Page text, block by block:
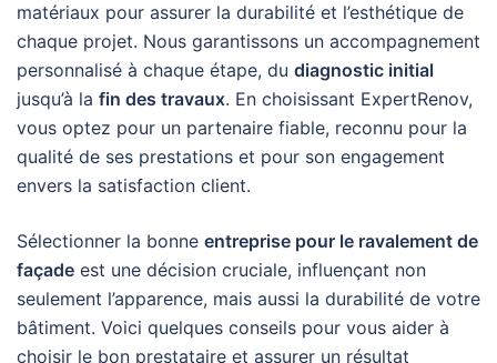
matériaux pour assurer la durabilité et l’esthétique de
chaque projet. Nous garantissons un accompagnement
personnalisé à chaque étape, du diagnostic initial
jusqu’à la fin des travaux. En choisissant ExpertRenov,
vous optez pour un partenaire fiable, reconnu pour la
qualité de ses prestations et pour son engagement
envers la satisfaction client.
Sélectionner la bonne entreprise pour le ravalement de
façade est une décision cruciale, influençant non
seulement l’apparence, mais aussi la durabilité de votre
bâtiment. Voici quelques conseils pour vous aider à
choisir le bon prestataire et assurer un résultat